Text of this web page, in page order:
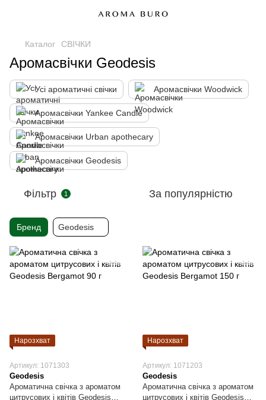
Каталог СВІЧКИ
Аромасвічки Geodesis
Усі ароматичні свічки Аромасвічки Woodwick
Аромасвічки Yankee Candle
Аромасвічки Urban apothecary
Аромасвічки Geodesis
Фільтр 1 За популярністю
Бренд Geodesis
Нарозхват
Артикул: 1071303
Geodesis
Ароматична свічка з ароматом
цитрусових і квітів Geodesis
Нарозхват
Артикул: 1071203
Geodesis
Ароматична свічка з ароматом
цитрусових і квітів Geodesis